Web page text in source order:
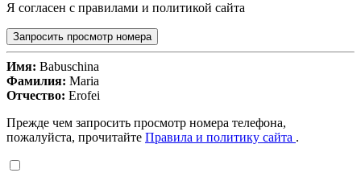
Я согласен с правилами и политикой сайта
Запросить просмотр номера
Имя: Babuschina
Фамилия: Maria
Отчество: Erofei
Прежде чем запросить просмотр номера телефона,
пожалуйста, прочитайте Правила и политику сайта .